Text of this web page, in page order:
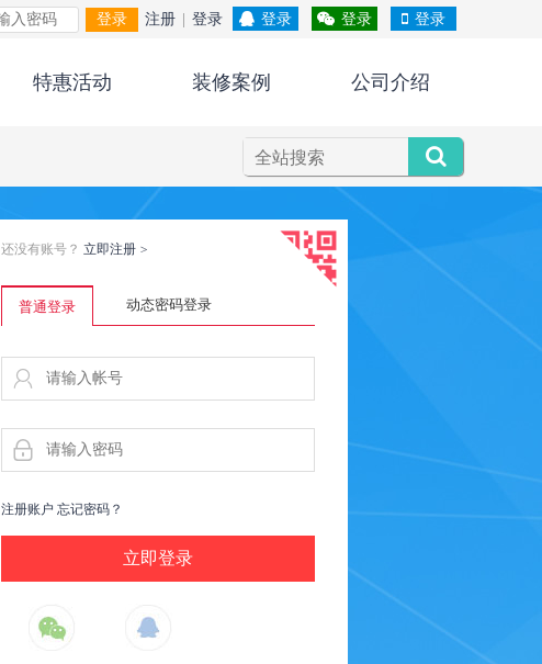
登录 注册 登录 登录 登录 登录
特惠活动 装修案例 公司介绍
还没有账号？ 立即注册 >
普通登录 动态密码登录
注册账户 忘记密码？